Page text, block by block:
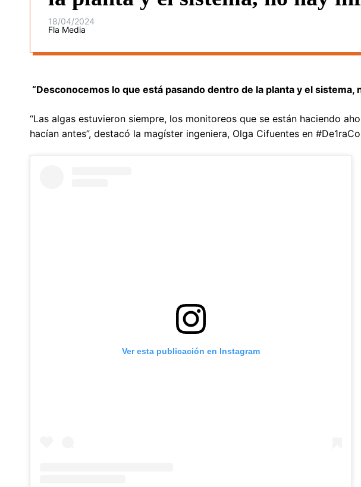
18/04/2024
Fla Media
“Desconocemos lo que está pasando dentro de la planta y el sistema,
“Las algas estuvieron siempre, los monitoreos que se están haciendo
hacían antes”, destacó la magíster ingeniera, Olga Cifuentes en
Ver esta publicación en Instagram